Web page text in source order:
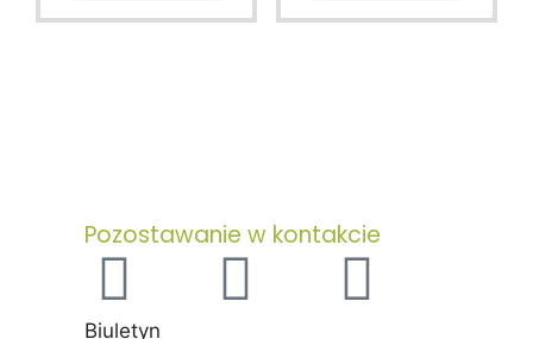
5
5
Pozostawanie w kontakcie
Biuletyn